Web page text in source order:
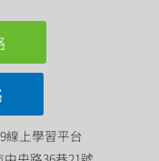
線上學習平台